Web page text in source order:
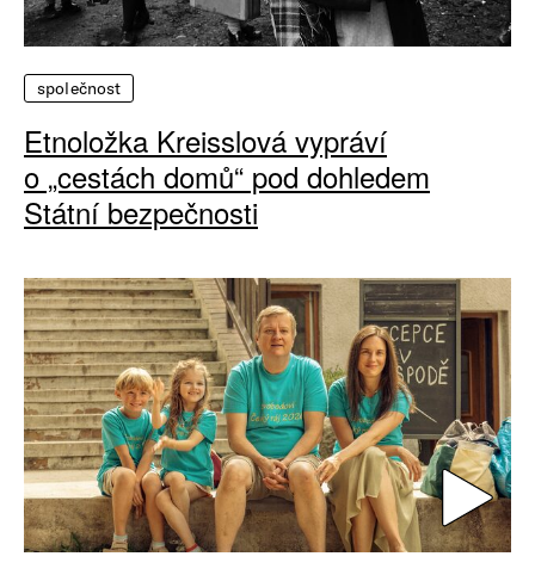
společnost
Etnoložka Kreisslová vypráví
o „cestách domů“ pod dohledem
Státní bezpečnosti